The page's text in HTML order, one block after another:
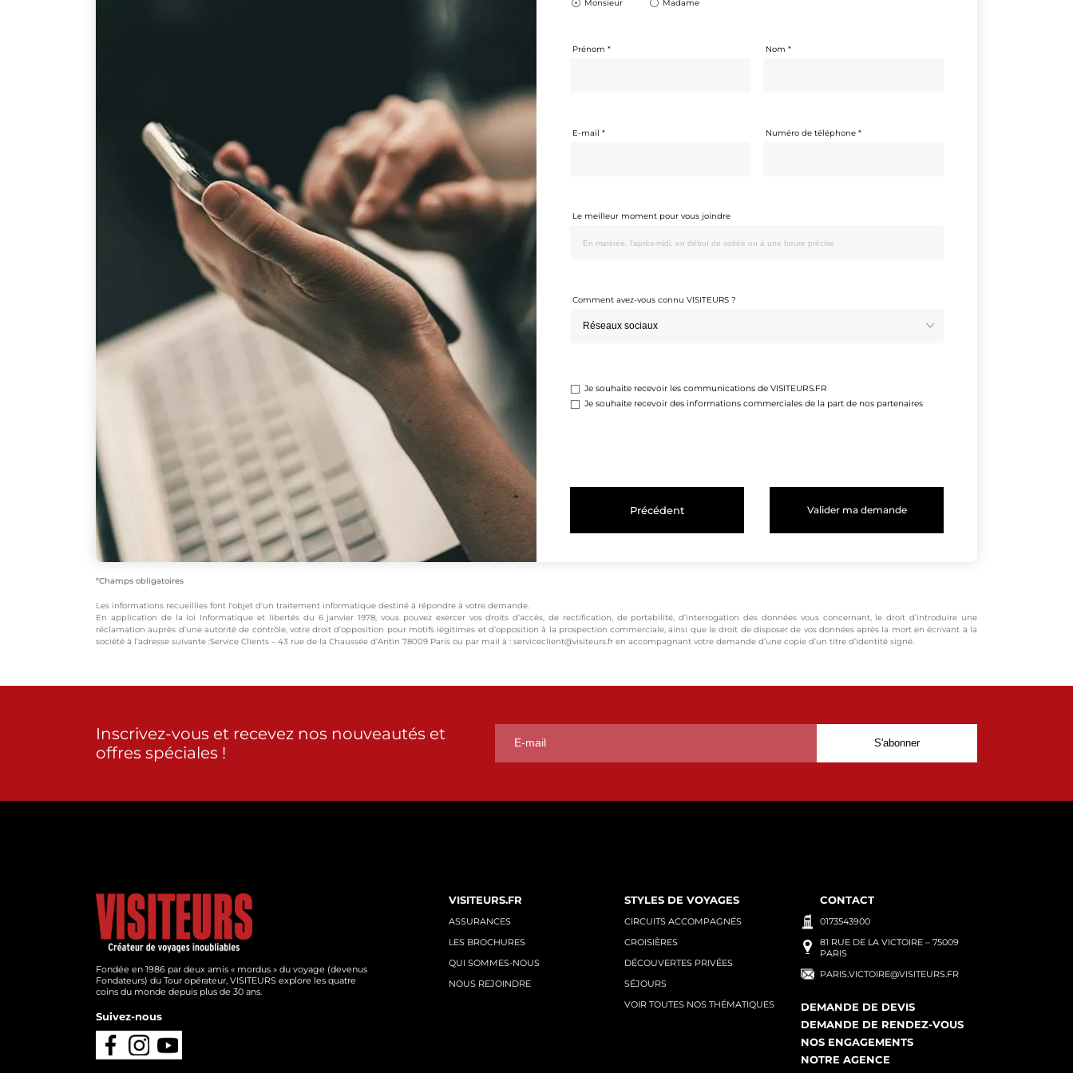
Monsieur Madame
Je souhaite recevoir les communications de VISITEURS.FR
Je souhaite recevoir des informations commerciales de la part de nos partenaires
Précédent
*Champs obligatoires
Les informations recueillies font l'objet d'un traitement informatique destiné à répondre à votre demande.
En application de la loi Informatique et libertés du 6 janvier 1978, vous pouvez exercer vos droits d’accès, de rectification, de portabilité, d’interrogation des données vous concernant, le droit d’introduire une
réclamation auprès d’une autorité de contrôle, votre droit d’opposition pour motifs légitimes et d’opposition à la prospection commerciale, ainsi que le droit de disposer de vos données après la mort en écrivant à la
société à l’adresse suivante :Service Clients – 43 rue de la Chaussée d’Antin 78009 Paris ou par mail à : serviceclient@visiteurs.fr en accompagnant votre demande d’une copie d’un titre d’identité signé.
Inscrivez-vous et recevez nos nouveautés et
offres spéciales !
Fondée en 1986 par deux amis « mordus » du voyage (devenus
Fondateurs) du Tour opérateur, VISITEURS explore les quatre
coins du monde depuis plus de 30 ans.
Suivez-nous
VISITEURS.FR
ASSURANCES
LES BROCHURES
QUI SOMMES-NOUS
NOUS REJOINDRE
STYLES DE VOYAGES
CIRCUITS ACCOMPAGNÉS
CROISIÈRES
DÉCOUVERTES PRIVÉES
SÉJOURS
VOIR TOUTES NOS THÉMATIQUES
CONTACT
0173543900
81 RUE DE LA VICTOIRE – 75009
PARIS
PARIS.VICTOIRE@VISITEURS.FR
DEMANDE DE DEVIS
DEMANDE DE RENDEZ-VOUS
NOS ENGAGEMENTS
NOTRE AGENCE